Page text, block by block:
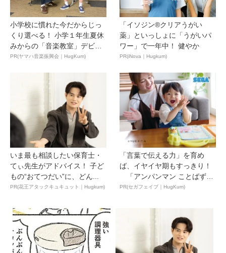
小学校に慣れた今だからじっ
くり選べる！ 小学１年生夏休
みからの「音楽教室」デビ
ュ...
PR(ヤマハ音楽振興会｜HugKum)
「イソジン®クリアうがい
薬」といっしょに「うがいパ
ワー」で一年中！ 健やか
PR(iNova｜Hugkum)
いま最も相談したい保育士・
てぃ先生がアドバイス！ 子ど
もの“おてつだい”に、どん...
PR(花王アタックキュキュット｜Hugkum)
「言葉で伝える力」を育め
ば、イヤイヤ期もすっきり！
「アンパンマン ことばずか
ん...
PR(セガフェイブ｜HugKum)